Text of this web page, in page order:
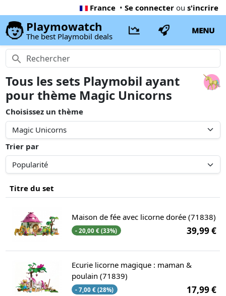
France • Se connecter ou s'incrire
Playmowatch
The best Playmobil deals
MENU
Tous les sets Playmobil ayant
pour thème Magic Unicorns
Choisissez un thème
Trier par
Titre du set
Maison de fée avec licorne dorée (71838)
- 20,00 € (33%) 39,99 €
Ecurie licorne magique : maman &
poulain (71839)
- 7,00 € (28%) 17,99 €